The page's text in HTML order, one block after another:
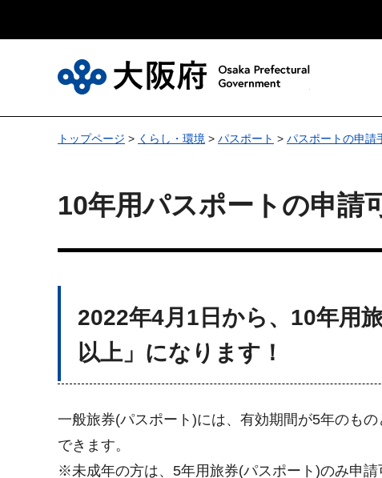
トップページ > くらし・環境 > パスポート > パスポートの申請
10年用パスポートの申請
2022年4月1日から、10年用
以上」になります！
一般旅券(パスポート)には、有効期間が5年のも
できます。
※未成年の方は、5年用旅券(パスポート)のみ申請